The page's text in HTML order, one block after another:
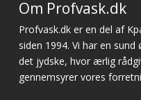
Om Profvask.dk
Profvask.dk er en del af
siden 1994. Vi har en
det jydske, hvor ærlig
gennemsyrer vores